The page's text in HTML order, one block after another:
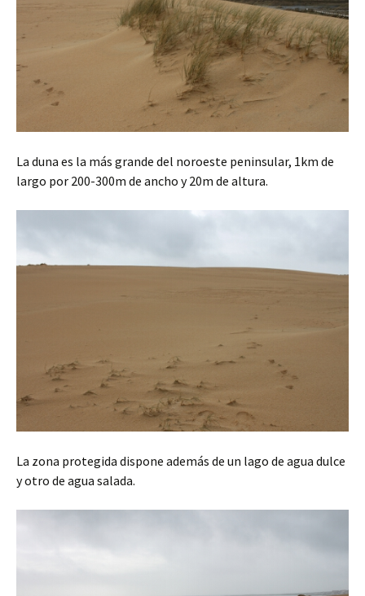
La duna es la más grande del noroeste peninsular, 1km de
largo por 200-300m de ancho y 20m de altura.
La zona protegida dispone además de un lago de agua dulce
y otro de agua salada.